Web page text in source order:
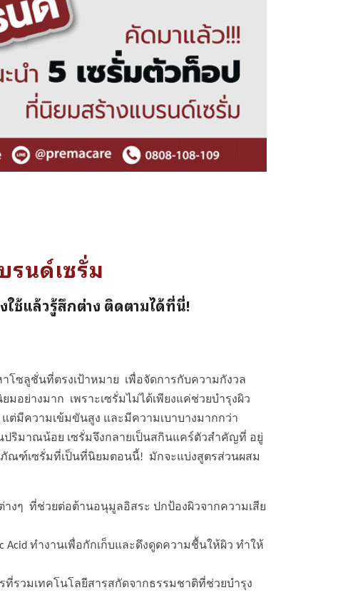
รนด์เซรั่ม
ช้แล้วรู้สึกต่าง ติดตามได้ที่นี่!
โซลูชั่นที่ตรงเป้าหมาย เพื่อจัดการกับความกังวล
มอย่างมาก เพราะเซรั่มไม่ได้เพียงแค่ช่วยบำรุงผิว
ต่มีความเข้มขันสูง และมีความเบาบางมากกว่า
ปริมาณน้อย เซรั่มจึงกลายเป็นสกินแคร์ตัวสำคัญที่ อยู่
ภัณฑ์เซรั่มที่เป็นที่นิยมตอนนี้! มักจะแบ่งสูตรส่วนผสม
างๆ ที่ช่วยต่อต้านอนุมูลอิสระ ปกป้องผิวจากความเสีย
ทำงานเพื่อกักเก็บและดึงดูดความชื้นให้ผิว ทำให้
ที่รวมเทคโนโลยีสารสกัดจากธรรมชาติที่ช่วยบำรุง